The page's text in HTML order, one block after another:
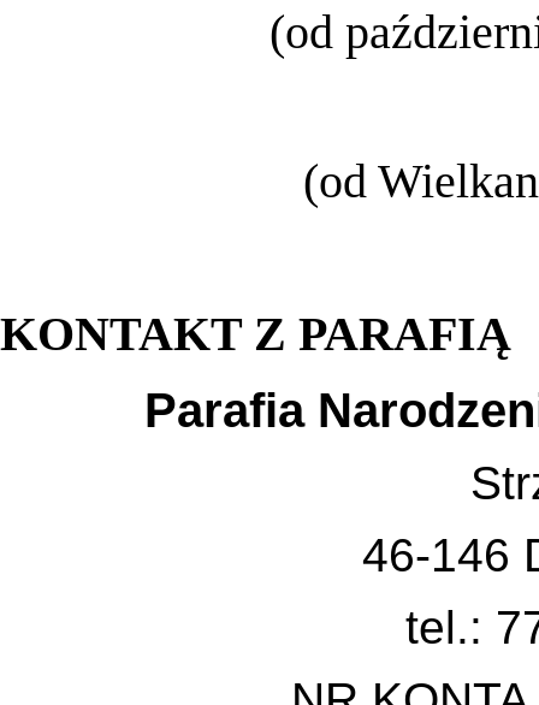
(od
(od
KONTAKT Z PARAFIĄ
Parafia
46-146
tel.: